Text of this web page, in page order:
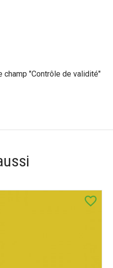
champ "Contrôle de validité"
favorite_border